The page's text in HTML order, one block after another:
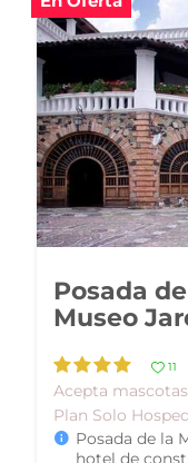
De Lujo - Taxco
Plan Solo
Montetaxco
localiza en la
mejor